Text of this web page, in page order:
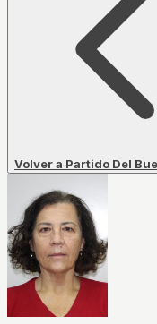
Volver a Partido Del